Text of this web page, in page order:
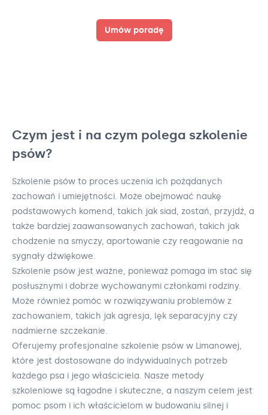
Umów poradę
Czym jest i na czym polega szkolenie
psów?
Szkolenie psów to proces uczenia ich pożądanych
zachowań i umiejętności. Może obejmować naukę
podstawowych komend, takich jak siad, zostań, przyjdź, a
także bardziej zaawansowanych zachowań, takich jak
chodzenie na smyczy, aportowanie czy reagowanie na
sygnały dźwiękowe.
Szkolenie psów jest ważne, ponieważ pomaga im stać się
posłusznymi i dobrze wychowanymi członkami rodziny.
Może również pomóc w rozwiązywaniu problemów z
zachowaniem, takich jak agresja, lęk separacyjny czy
nadmierne szczekanie.
Oferujemy profesjonalne szkolenie psów w Limanowej,
które jest dostosowane do indywidualnych potrzeb
każdego psa i jego właściciela. Nasze metody
szkoleniowe są łagodne i skuteczne, a naszym celem jest
pomoc psom i ich właścicielom w budowaniu silnej i